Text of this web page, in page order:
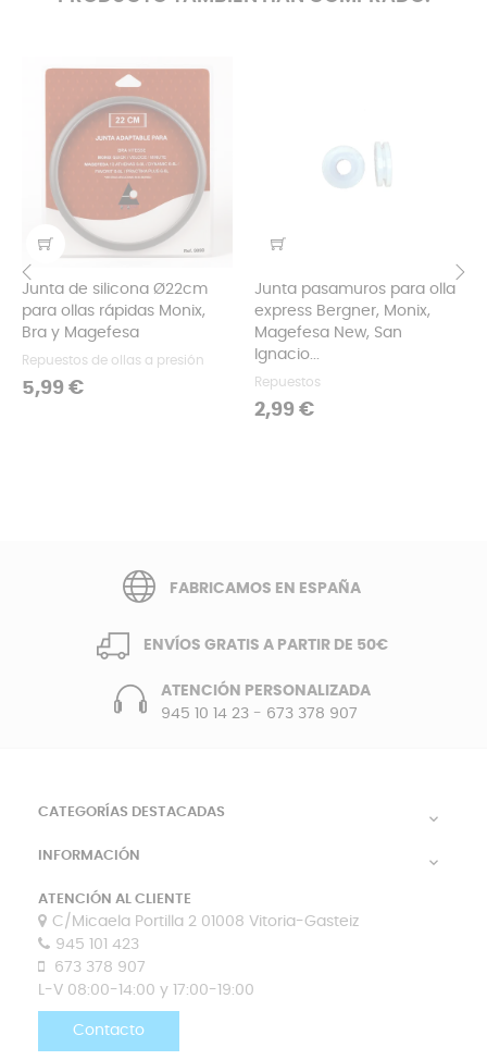
Junta de silicona Ø22cm
para ollas rápidas Monix,
Bra y Magefesa
Repuestos de ollas a presión
Precio
5,99 €
Junta pasamuros para olla
express Bergner, Monix,
Magefesa New, San
Ignacio...
Repuestos
Precio
2,99 €
‹
FABRICAMOS EN ESPAÑA
ENVÍOS GRATIS A PARTIR DE 50€
ATENCIÓN PERSONALIZADA
945 10 14 23- 673 378 907
CATEGORÍAS DESTACADAS 
INFORMACIÓN 
ATENCIÓN AL CLIENTE
C/Micaela Portilla 2 01008 Vitoria-Gasteiz
945 101 423
673 378 907
L-V 08:00-14:00 y 17:00-19:00
Contacto